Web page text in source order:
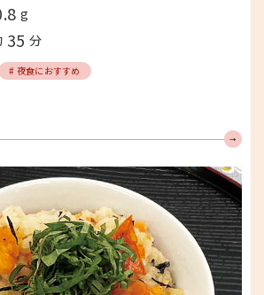
g
35 分
# 夜食におすすめ